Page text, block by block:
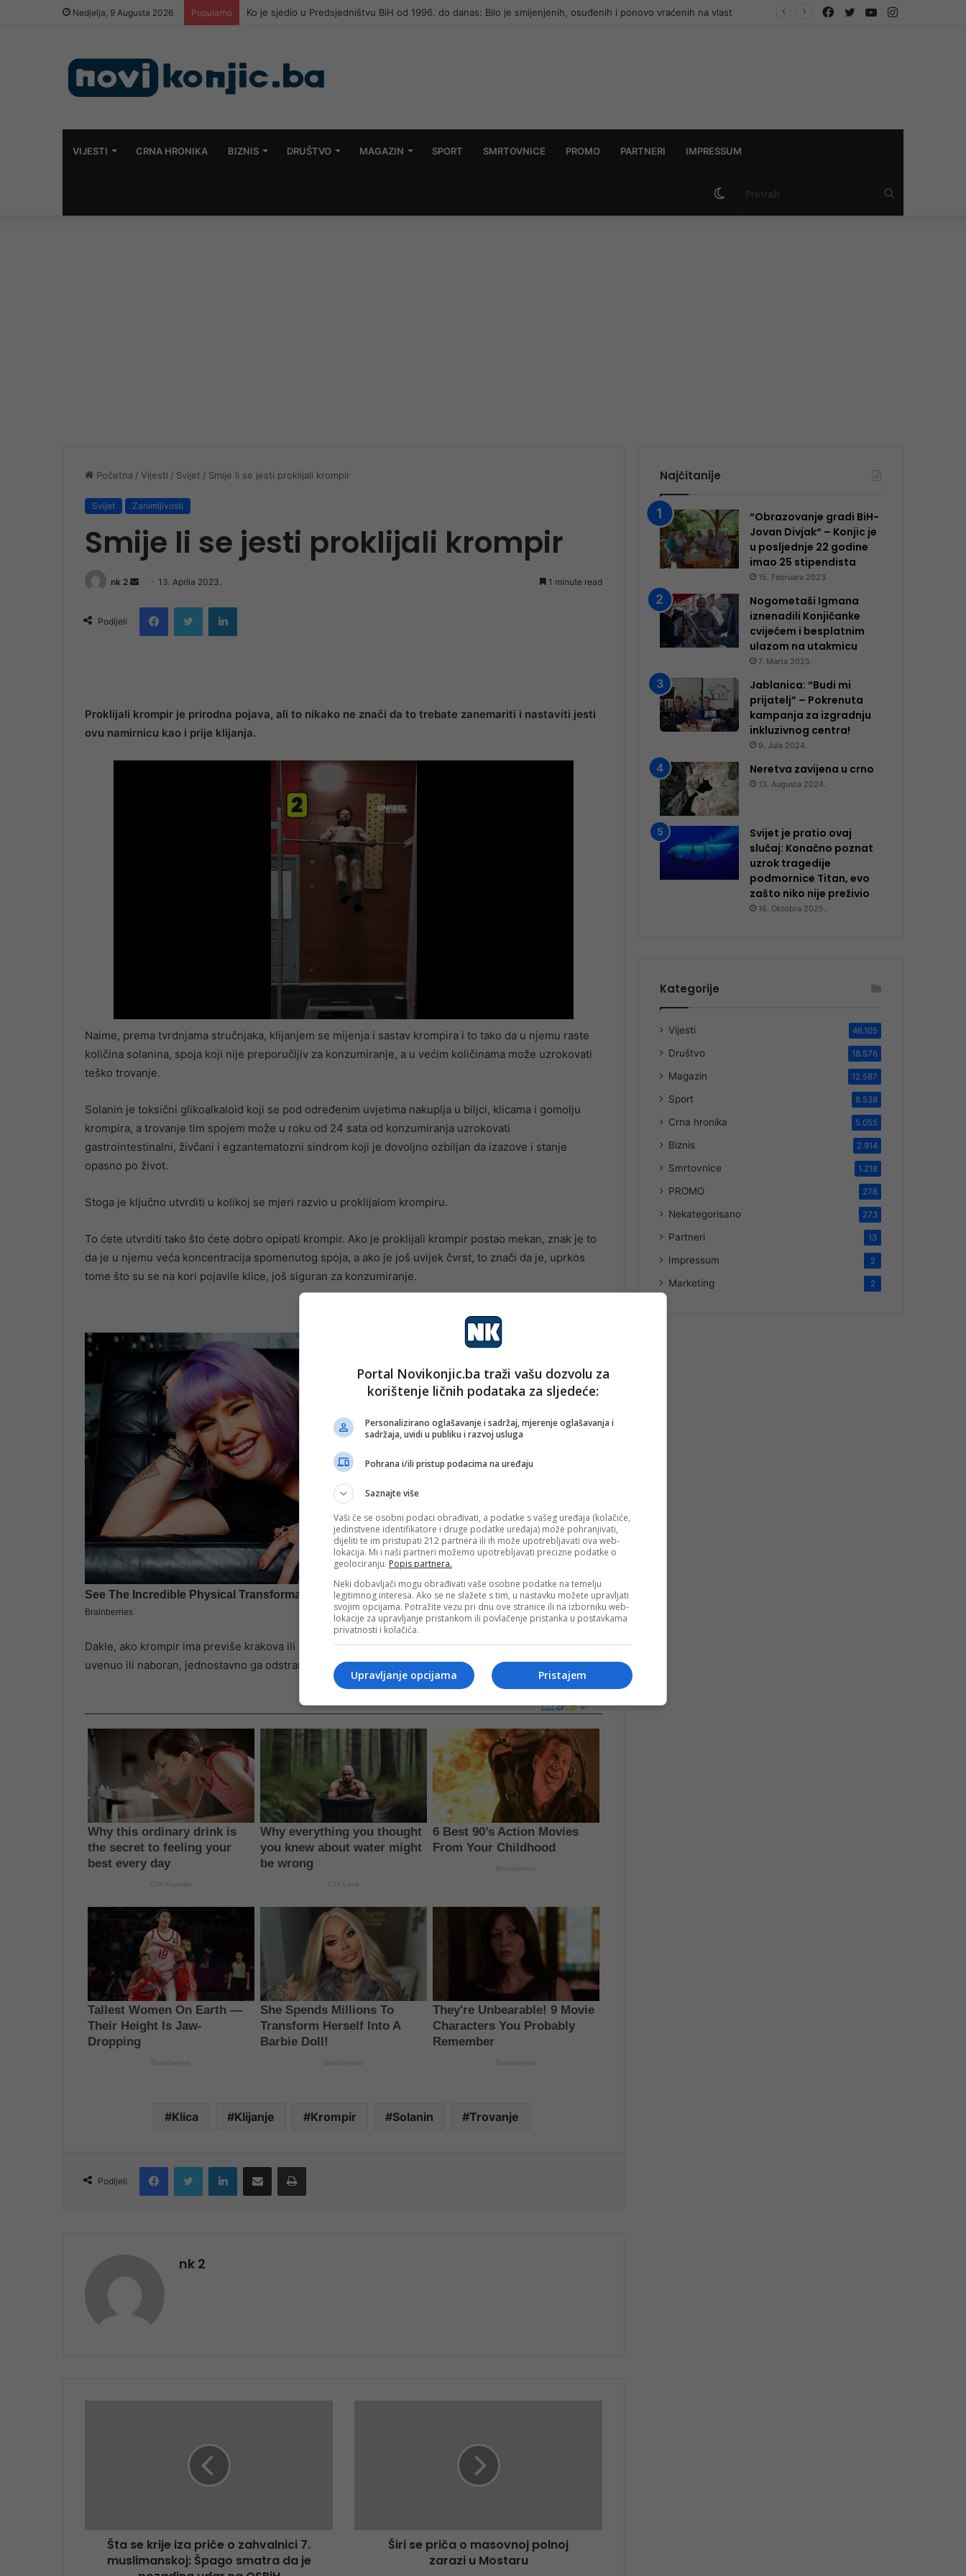
Nedjelja, 9 Augusta 2026 Popularno Ko je sjedio u Predsjedništvu BiH od 1996. do danas: Bilo je smijenjenih, osuđenih i ponovo vraćenih na vlast Instagram
YouTube
Twitter
Facebook
VIJESTI CRNA HRONIKA BIZNIS DRUŠTVO MAGAZIN SPORT SMRTOVNICE PROMO PARTNERI IMPRESSUM
Switch
Početna / Vijesti / Svijet / Smije li se jesti proklijali krompir
Svijet Zanimljivosti
Smije li se jesti proklijali krompir
nk 2
Send
email
13. Aprila 2023. 1 minute read
Podijeli
FacebookTwitter LinkedIn
Proklijali krompir je prirodna pojava, ali to nikako ne znači da to trebate zanemariti i nastaviti jesti
ovu namirnicu kao i prije klijanja.
Naime, prema tvrdnjama stručnjaka, klijanjem se mijenja i sastav krompira i to tako da u njemu raste
količina solanina, spoja koji nije preporučljiv za konzumiranje, a u većim količinama može uzrokovati
teško trovanje.
Solanin je toksični glikoalkaloid koji se pod određenim uvjetima nakuplja u biljci, klicama i gomolju
krompira, a trovanje tim spojem može u roku od 24 sata od konzumiranja uzrokovati
gastrointestinalni, živčani i egzantematozni sindrom koji je dovoljno ozbiljan da izazove i stanje
opasno po život.
Stoga je ključno utvrditi u kolikoj se mjeri razvio u proklijalom krompiru.
To ćete utvrditi tako što ćete dobro opipati krompir. Ako je proklijali krompir postao mekan, znak je to
da je u njemu veća koncentracija spomenutog spoja, a ako je još uvijek čvrst, to znači da je, uprkos
tome što su se na kori pojavile klice, još siguran za konzumiranje.
Dakle, ako krompir ima previše krakova ili očiju, ima meke mrlje ili je mekan, pa odaje dojam da je
uvenuo ili naboran, jednostavno ga odstranite i nemojte konzumirati, pišeevolvingtable.com.
Klica Klijanje Krompir Solanin Trovanje
Podijeli
FacebookTwitter LinkedInShare via Email Print
nk 2
Šta se krije iza priče o zahvalnici 7.
muslimanskoj: Špago smatra da je
Širi se priča o masovnoj polnoj
zarazi u Mostaru
Najčitanije
“Obrazovanje gradi BiH-
Jovan Divjak“ – Konjic je
u posljednje 22 godine
imao 25 ​​stipendista
15. Februara 2023.
Nogometaši Igmana
iznenadili Konjičanke
cvijećem i besplatnim
ulazom na utakmicu
7. Marta 2025.
Jablanica: “Budi mi
prijatelj” – Pokrenuta
kampanja za izgradnju
inkluzivnog centra!
9. Jula 2024.
Neretva zavijena u crno
13. Augusta 2024.
Svijet je pratio ovaj
slučaj: Konačno poznat
uzrok tragedije
podmornice Titan, evo
zašto niko nije preživio
16. Oktobra 2025.
Kategorije
Vijesti 46.105
Društvo 18.576
Magazin 12.587
Sport 8.538
Crna hronika 5.055
Biznis 2.914
Smrtovnice 1.218
PROMO 278
Nekategorisano 273
Partneri 13
Impressum 2
Marketing 2
Portal Novikonjic.ba traži vašu dozvolu za
korištenje ličnih podataka za sljedeće:
Personalizirano oglašavanje i sadržaj, mjerenje oglašavanja i
sadržaja, uvidi u publiku i razvoj usluga
Pohrana i/ili pristup podacima na uređaju
Saznajte više
Vaši će se osobni podaci obrađivati, a podatke s vašeg uređaja (kolačiće,
jedinstvene identifikatore i druge podatke uređaja) može pohranjivati,
dijeliti te im pristupati 212 partnera ili ih može upotrebljavati ova web-
lokacija. Mi i naši partneri možemo upotrebljavati precizne podatke o
geolociranju. Popis partnera.
Neki dobavljači mogu obrađivati vaše osobne podatke na temelju
legitimnog interesa. Ako se ne slažete s tim, u nastavku možete upravljati
svojim opcijama. Potražite vezu pri dnu ove stranice ili na izborniku web-
lokacije za upravljanje pristankom ili povlačenje pristanka u postavkama
privatnosti i kolačića.
Pristajem
Upravljanje opcijama